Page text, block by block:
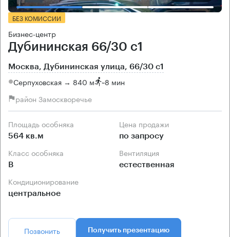
БЕЗ КОМИССИИ
Бизнес-центр
Дубининская 66/30 с1
Москва, Дубининская улица, 66/30 с1
Серпуховская → 840 м ~8 мин
район Замоскворечье
Площадь особняка
564 кв.м
Цена продажи
по запросу
Класс особняка
B
Вентиляция
естественная
Кондиционирование
центральное
Позвонить Получить презентацию